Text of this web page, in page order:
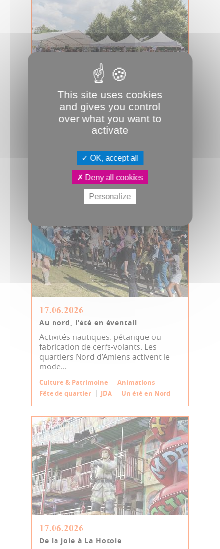
17.06.2026
Fête citoyenne
La SIP et ses partenaires invitent
Journée de la solidarité l...
Culture & Patrimoine
Animations
Diapason JDA
17.06.2026
Au nord, l'été en éventail
Activités nautiques, pétanque ou
fabrication de cerfs-volants. Les
quartiers Nord d’Amiens activent le
mode...
Culture & Patrimoine
Animations
Fête de quartier
JDA Un été en Nord
17.06.2026
De la joie à La Hotoie
This site uses cookies
and gives you control
over what you want to
activate
OK, accept all
Deny all cookies
Personalize